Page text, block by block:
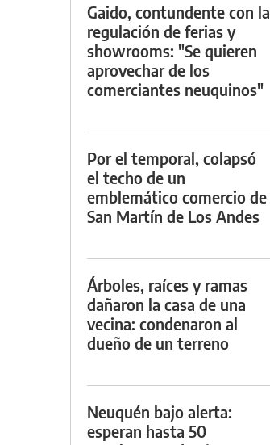
Gaido, contundente con la
regulación de ferias y
showrooms: "Se quieren
aprovechar de los
comerciantes neuquinos"
Por el temporal, colapsó
el techo de un
emblemático comercio de
San Martín de Los Andes
Árboles, raíces y ramas
dañaron la casa de una
vecina: condenaron al
dueño de un terreno
Neuquén bajo alerta:
esperan hasta 50